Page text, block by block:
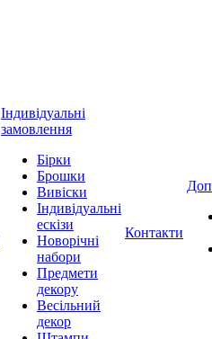
Індивідуальні
замовлення
Бірки
Брошки
Вивіски
Індивідуальні
ескізи
Новорічні
набори
Предмети
декору
Весільний
декор
Контакти